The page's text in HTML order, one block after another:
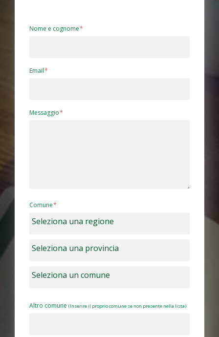
Nome e cognome
Email
Messaggio
Comune
Altro comune (Inserire il proprio comune se non presente nella lista)